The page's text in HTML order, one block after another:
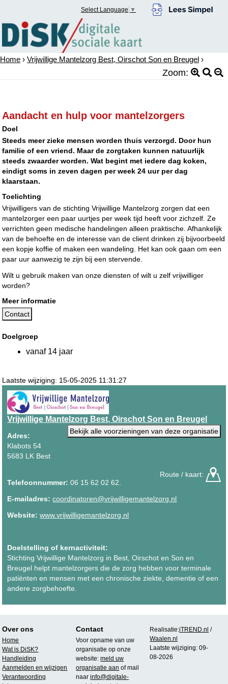
Select Language ▼
Home › Vrijwillige Mantelzorg Best, Oirschot Son en Breugel ›
Zoom:
Aandacht en hulp voor mantelzorgers
Doel
Steeds meer zieke mensen worden thuis verzorgd. Door hun
familie of een vriend. Maar de zorgtaken kunnen natuurlijk
steeds zwaarder worden. Wat begint met iedere dag koken,
eindigt soms in zeven dagen per week 24 uur per dag
klaarstaan.
Toelichting
Vrijwilligers van de stichting Vrijwillige Mantelzorg zorgen dat een
mantelzorger een paar uurtjes per week tijd heeft voor zichzelf. Ze
verrichten geen medische handelingen alleen praktische. Afhankelijk
van de behoefte en de interesse van de client drinken zij bijvoorbeeld
een kopje koffie of maken een wandeling. Het kan ook gaan om een
paar uur aanwezig te zijn bij een stervende.
Wilt u gebruik maken van onze diensten of wilt u zelf vrijwilliger
worden?
Meer informatie
Contact
Doelgroep
vanaf 14 jaar
Laatste wijziging: 15-05-2025 11:31:27
Vrijwillige Mantelzorg Best, Oirschot Son en Breugel
Bekijk alle voorzieningen van deze organisatie
Adres:
Klabots 54
5683 LK Best
Route / kaart:
Telefoonnummer: 06 15 62 02 62.
E-mailadres: coordinatoren@vrijwilligemantelzorg.nl
Website: www.vrijwilligemantelzorg.nl
Doelstelling of kernactiviteit:
Stichting Vrijwillige Mantelzorg in Best, Oirschot en Son en
Breugel helpt mantelzorgers die de zorg hebben voor terminale
patiënten en mensen met een chronische ziekte, dementie of een
andere zorgbehoefte.
Over ons
Home
Wat is DiSK?
Handleiding
Aanmelden en wijzigen
Verantwoording
Contact
Voor opname van uw
organisatie op onze
website:meld uw
organisatie aan of mail
naarinfo@digitale-
Realisatie:iTREND.nl /
Waalen.nl
Laatste wijziging: 09-
08-2026